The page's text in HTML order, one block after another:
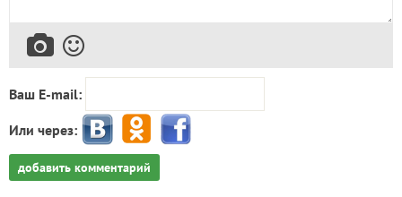
Ваш E-mail:
Или через:
добавить комментарий